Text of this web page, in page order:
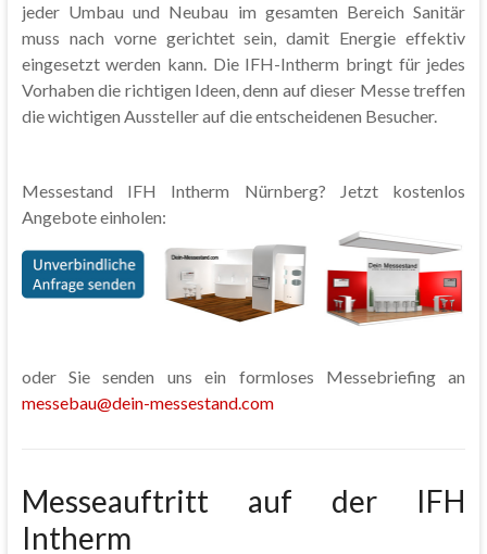
jeder Umbau und Neubau im gesamten Bereich Sanitär
muss nach vorne gerichtet sein, damit Energie effektiv
eingesetzt werden kann. Die IFH-Intherm bringt für jedes
Vorhaben die richtigen Ideen, denn auf dieser Messe treffen
die wichtigen Aussteller auf die entscheidenen Besucher.
Messestand IFH Intherm Nürnberg? Jetzt kostenlos
Angebote einholen:
oder Sie senden uns ein formloses Messebriefing an
messebau@dein-messestand.com
Messeauftritt auf der IFH
Intherm